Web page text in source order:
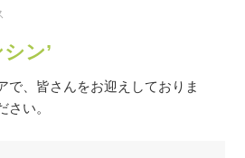
ン’
で、皆さんをお迎えしておりま
さい。